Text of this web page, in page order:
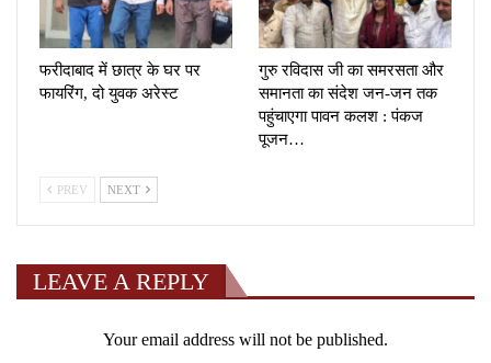
फरीदाबाद में छात्र के घर पर
फायरिंग, दो युवक अरेस्ट
गुरु रविदास जी का समरसता और
समानता का संदेश जन-जन तक
पहुंचाएगा पावन कलश : पंकज
पूजन…
PREV NEXT
LEAVE A REPLY
Your email address will not be published.